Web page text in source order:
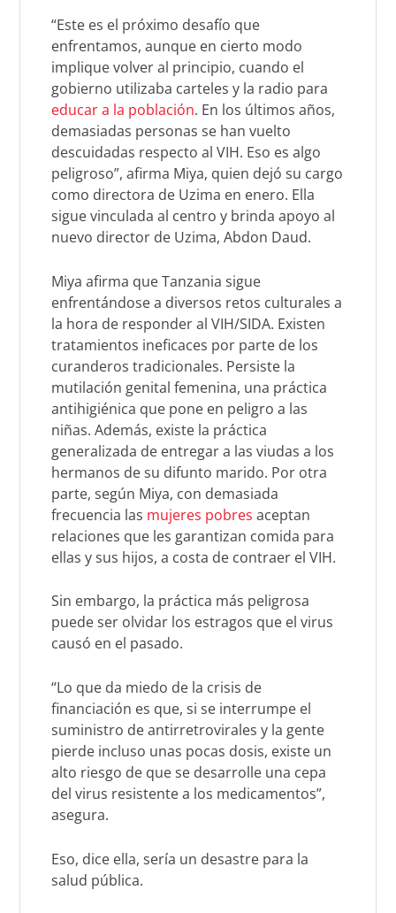
“Este es el próximo desafío que
enfrentamos, aunque en cierto modo
implique volver al principio, cuando el
gobierno utilizaba carteles y la radio para
educar a la población. En los últimos años,
demasiadas personas se han vuelto
descuidadas respecto al VIH. Eso es algo
peligroso”, afirma Miya, quien dejó su cargo
como directora de Uzima en enero. Ella
sigue vinculada al centro y brinda apoyo al
nuevo director de Uzima, Abdon Daud.
Miya afirma que Tanzania sigue
enfrentándose a diversos retos culturales a
la hora de responder al VIH/SIDA. Existen
tratamientos ineficaces por parte de los
curanderos tradicionales. Persiste la
mutilación genital femenina, una práctica
antihigiénica que pone en peligro a las
niñas. Además, existe la práctica
generalizada de entregar a las viudas a los
hermanos de su difunto marido. Por otra
parte, según Miya, con demasiada
frecuencia las mujeres pobres aceptan
relaciones que les garantizan comida para
ellas y sus hijos, a costa de contraer el VIH.
Sin embargo, la práctica más peligrosa
puede ser olvidar los estragos que el virus
causó en el pasado.
“Lo que da miedo de la crisis de
financiación es que, si se interrumpe el
suministro de antirretrovirales y la gente
pierde incluso unas pocas dosis, existe un
alto riesgo de que se desarrolle una cepa
del virus resistente a los medicamentos”,
asegura.
Eso, dice ella, sería un desastre para la
salud pública.